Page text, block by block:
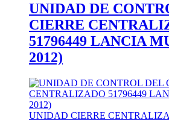
UNIDAD DE
CIERRE
51796449 LANCIA
2012)
UNIDAD CIERRE